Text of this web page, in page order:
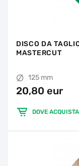
DISCO DA
MASTERCUT
125 mm
20,80 eur
DOVE